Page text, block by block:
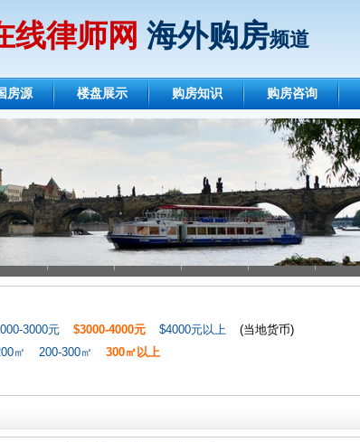
线律师网 海外购房频道
房源 楼盘展示 购房知识 购房咨询
3000元 $3000-4000元 $4000元以上
(当地货币)
㎡ 200-300㎡
300㎡以上